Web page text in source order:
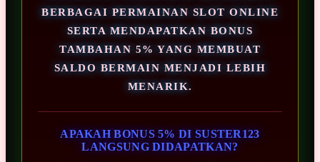
BERBAGAI PERMAINAN SLOT ONLINE
SERTA MENDAPATKAN BONUS
TAMBAHAN 5% YANG MEMBUAT
SALDO BERMAIN MENJADI LEBIH
MENARIK.
APAKAH BONUS 5% DI SUSTER123
LANGSUNG DIDAPATKAN?